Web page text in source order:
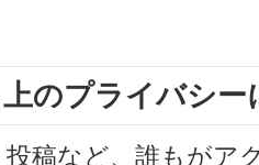
のプライバシー
稿など、誰もがア